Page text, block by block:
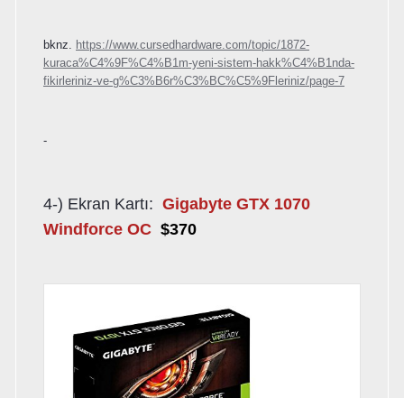
bknz.
https://www.cursedhardware.com/topic/1872-
kuraca%C4%9F%C4%B1m-yeni-sistem-hakk%C4%B1nda-
fikirleriniz-ve-g%C3%B6r%C3%BC%C5%9Fleriniz/page-7
-
4-) Ekran Kartı: Gigabyte GTX 1070
Windforce OC $370